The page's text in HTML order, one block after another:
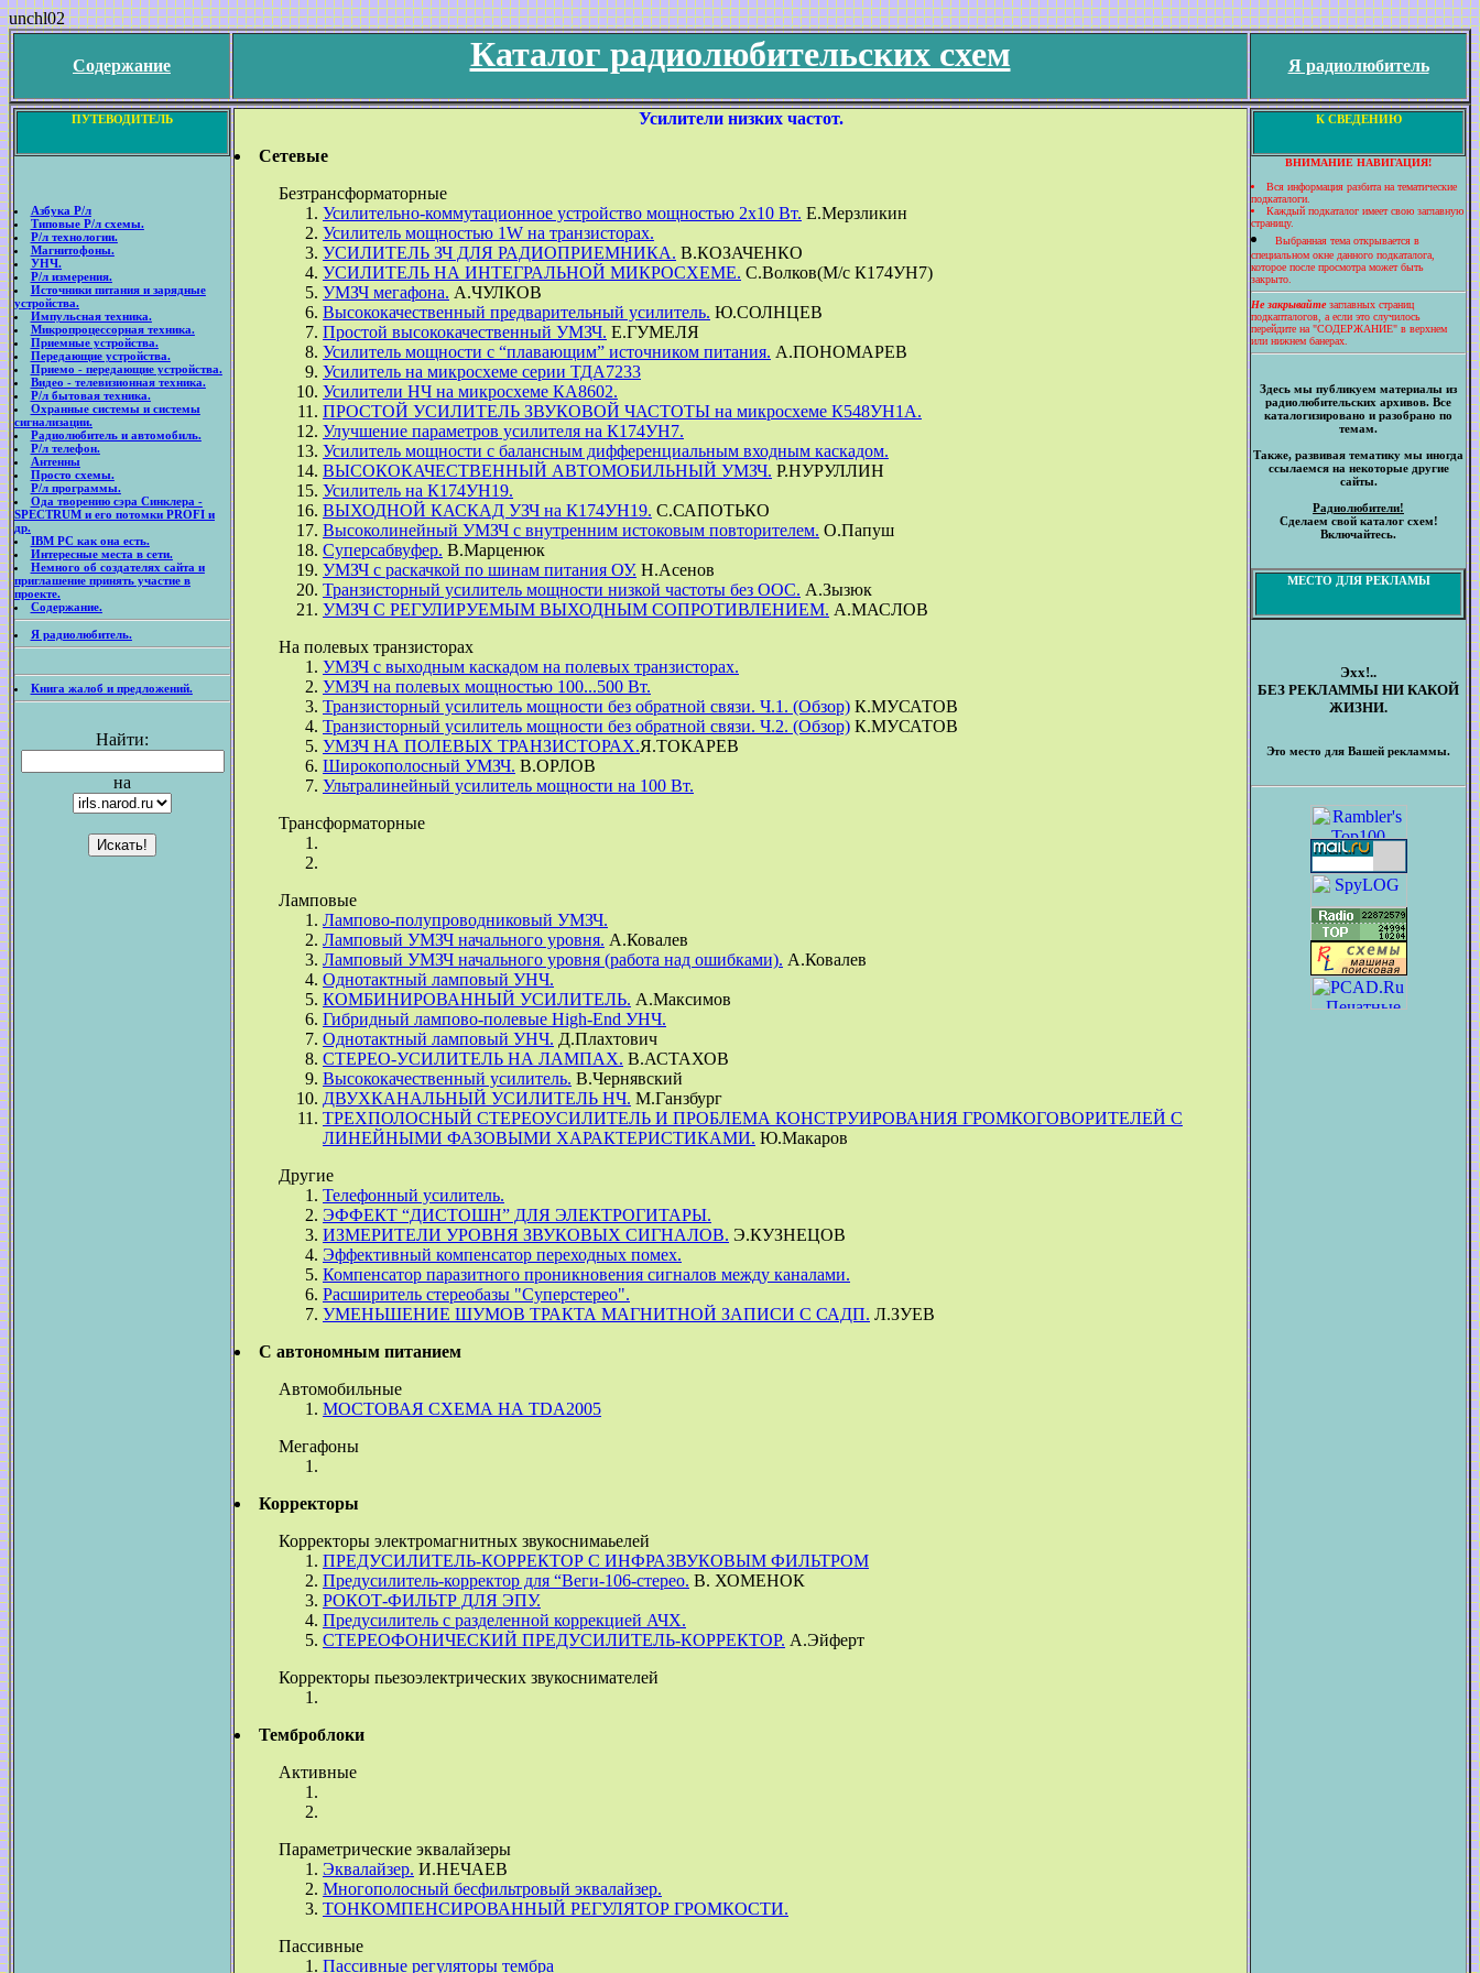
unchl02
Содержание Каталог радиолюбительских схем Я радиолюбитель
ПУТЕВОДИТЕЛЬ
Азбука Р/л
Типовые Р/л схемы.
Р/л технологии.
Магнитофоны.
УНЧ.
Р/л измерения.
Источники питания и зарядные
устройства.
Импульсная техника.
Микропроцессорная техника.
Приемные устройства.
Передающие устройства.
Приемо - передающие устройства.
Видео - телевизионная техника.
Р/л бытовая техника.
Охранные системы и системы
сигнализации.
Радиолюбитель и автомобиль.
Р/л телефон.
Антенны
Просто схемы.
Р/л программы.
Ода творению сэра Синклера -
SPECTRUM и его потомки PROFI и
др.
IBM PC как она есть.
Интересные места в сети.
Немного об создателях сайта и
приглашение принять участие в
проекте.
Содержание.
Я радиолюбитель.
Книга жалоб и предложений.
Найти:
на
Усилители низких частот.
Сетевые
Безтрансформаторные
Усилительно-коммутационное устройство мощностью 2х10 Вт. Е.Мерзликин
Усилитель мощностью 1W на транзисторах.
УСИЛИТЕЛЬ ЗЧ ДЛЯ РАДИОПРИЕМНИКА. В.КОЗАЧЕНКО
УСИЛИТЕЛЬ НА ИНТЕГРАЛЬНОЙ МИКРОСХЕМЕ. С.Волков(М/с К174УН7)
УМЗЧ мегафона. А.ЧУЛКОВ
Высококачественный предварительный усилитель. Ю.СОЛНЦЕВ
Простой высококачественный УМЗЧ. Е.ГУМЕЛЯ
Усилитель мощности с “плавающим” источником питания. А.ПОНОМАРЕВ
Усилитель на микросхеме серии ТДА7233
Усилители НЧ на микросхеме КА8602.
ПРОСТОЙ УСИЛИТЕЛЬ ЗВУКОВОЙ ЧАСТОТЫ на микросхеме К548УН1А.
Улучшение параметров усилителя на К174УН7.
Усилитель мощности с балансным дифференциальным входным каскадом.
ВЫСОКОКАЧЕСТВЕННЫЙ АВТОМОБИЛЬНЫЙ УМЗЧ. Р.НУРУЛЛИН
Усилитель на К174УН19.
ВЫХОДНОЙ КАСКАД УЗЧ на К174УН19. С.САПОТЬКО
Высоколинейный УМЗЧ с внутренним истоковым повторителем. О.Папуш
Суперсабвуфер. В.Марценюк
УМЗЧ с раскачкой по шинам питания ОУ. Н.Асенов
Транзисторный усилитель мощности низкой частоты без ООС. А.Зызюк
УМЗЧ С РЕГУЛИРУЕМЫМ ВЫХОДНЫМ СОПРОТИВЛЕНИЕМ. А.МАСЛОВ
На полевых транзисторах
УМЗЧ с выходным каскадом на полевых транзисторах.
УМЗЧ на полевых мощностью 100...500 Вт.
Транзисторный усилитель мощности без обратной связи. Ч.1. (Обзор) К.МУСАТОВ
Транзисторный усилитель мощности без обратной связи. Ч.2. (Обзор) К.МУСАТОВ
УМЗЧ НА ПОЛЕВЫХ ТРАНЗИСТОРАХ.Я.ТОКАРЕВ
Широкополосный УМЗЧ. В.ОРЛОВ
Ультралинейный усилитель мощности на 100 Вт.
Трансформаторные
Ламповые
Лампово-полупроводниковый УМЗЧ.
Ламповый УМЗЧ начального уровня. А.Ковалев
Ламповый УМЗЧ начального уровня (работа над ошибками). А.Ковалев
Однотактный ламповый УНЧ.
КОМБИНИРОВАННЫЙ УСИЛИТЕЛЬ. А.Максимов
Гибридный лампово-полевые High-End УНЧ.
Однотактный ламповый УНЧ. Д.Плахтович
СТЕРЕО-УСИЛИТЕЛЬ НА ЛАМПАХ. В.АСТАХОВ
Высококачественный усилитель. В.Чернявский
ДВУХКАНАЛЬНЫЙ УСИЛИТЕЛЬ НЧ. М.Ганзбург
ТРЕХПОЛОСНЫЙ СТЕРЕОУСИЛИТЕЛЬ И ПРОБЛЕМА КОНСТРУИРОВАНИЯ ГРОМКОГОВОРИТЕЛЕЙ С
ЛИНЕЙНЫМИ ФАЗОВЫМИ ХАРАКТЕРИСТИКАМИ. Ю.Макаров
Другие
Телефонный усилитель.
ЭФФЕКТ “ДИСТОШН” ДЛЯ ЭЛЕКТРОГИТАРЫ.
ИЗМЕРИТЕЛИ УРОВНЯ ЗВУКОВЫХ СИГНАЛОВ. Э.КУЗНЕЦОВ
Эффективный компенсатор переходных помех.
Компенсатор паразитного проникновения сигналов между каналами.
Расширитель стереобазы "Суперстерео".
УМЕНЬШЕНИЕ ШУМОВ ТРАКТА МАГНИТНОЙ ЗАПИСИ С САДП. Л.ЗУЕВ
С автономным питанием
Автомобильные
МОСТОВАЯ СХЕМА НА TDA2005
Мегафоны
Корректоры
Корректоры электромагнитных звукоснимаьелей
ПРЕДУСИЛИТЕЛЬ-КОРРЕКТОР С ИНФРАЗВУКОВЫМ ФИЛЬТРОМ
Предусилитель-корректор для “Веги-106-стерео. В. ХОМЕНОК
РОКОТ-ФИЛЬТР ДЛЯ ЭПУ.
Предусилитель с разделенной коррекцией АЧХ.
СТЕРЕОФОНИЧЕСКИЙ ПРЕДУСИЛИТЕЛЬ-КОРРЕКТОР. А.Эйферт
Корректоры пьезоэлектрических звукоснимателей
Темброблоки
Активные
Параметрические эквалайзеры
Эквалайзер. И.НЕЧАЕВ
Многополосный бесфильтровый эквалайзер.
ТОНКОМПЕНСИРОВАННЫЙ РЕГУЛЯТОР ГРОМКОСТИ.
Пассивные
Пассивные регуляторы тембра
К СВЕДЕНИЮ
ВНИМАНИЕ НАВИГАЦИЯ!
Вся информация разбита на тематические
подкаталоги.
Каждый подкаталог имеет свою заглавную
страницу.
Выбранная тема открывается в
специальном окне данного подкаталога,
которое после просмотра может быть
закрыто.
Не закрывайтезаглавных страниц
подкапталогов, а если это случилось
перейдите на "СОДЕРЖАНИЕ" в верхнем
или нижнем банерах.
Здесь мы публикуем материалы из
радиолюбительских архивов. Все
каталогизировано и разобрано по
темам.
Также, развивая тематику мы иногда
ссылаемся на некоторые другие
сайты.
Радиолюбители!
Сделаем свой каталог схем!
Включайтесь.
МЕСТО ДЛЯ РЕКЛАМЫ
Эхх!..
БЕЗ РЕКЛАММЫ НИ КАКОЙ
ЖИЗНИ.
Это место для Вашей рекламмы.